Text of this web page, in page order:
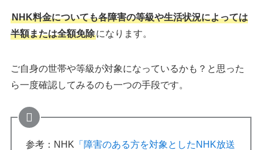
NHK料金についても各障害の等級や生活状況によっては
半額または全額免除になります。
ご自身の世帯や等級が対象になっているかも？と思った
ら一度確認してみるのも一つの手段です。
参考：NHK 「障害のある方を対象としたNHK放送